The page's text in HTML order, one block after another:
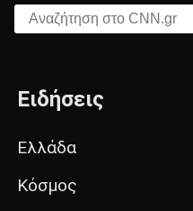
Αναζήτηση στο CNN.gr
Ειδήσεις
Ελλάδα
Κόσμος